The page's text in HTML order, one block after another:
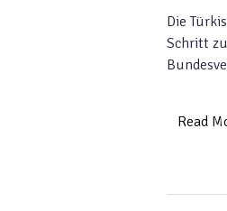
Die
Schritt
Read